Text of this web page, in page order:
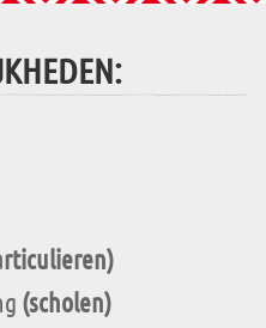
(scholen)